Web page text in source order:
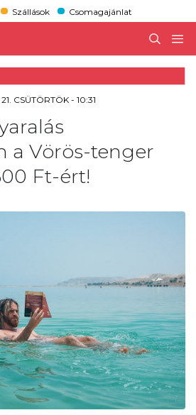
Szállások Csomagajánlat
CSÜTÖRTÖK - 10:31
a Vörös-tenger
Ft-ért!